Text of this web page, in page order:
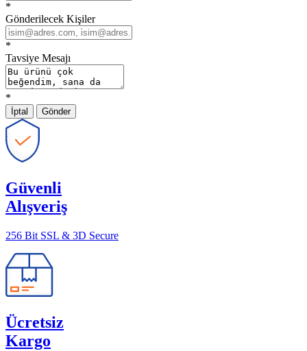
*
Gönderilecek Kişiler
*
Tavsiye Mesajı
*
İptal Gönder
Güvenli
Alışveriş
256 Bit SSL & 3D Secure
Ücretsiz
Kargo